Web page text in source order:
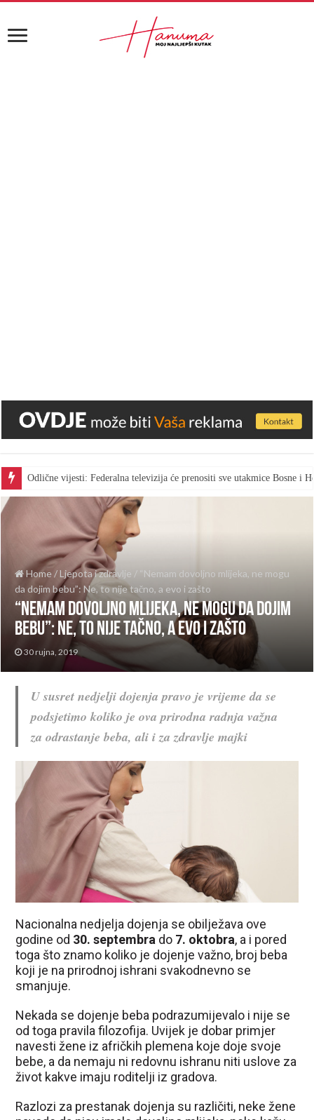
Odlične vijesti: Federalna televizija će prenositi sve utakmice Bosne i
Home/ Ljepota i zdravlje / “Nemam dovoljno mlijeka, ne mogu
da dojim bebu”: Ne, to nije tačno, a evo i zašto
“Nemam dovoljno mlijeka, ne mogu da dojim
bebu”: Ne, to nije tačno, a evo i zašto
30 rujna, 2019
U susret nedjelji dojenja pravo je vrijeme da se
podsjetimo koliko je ova prirodna radnja važna
za odrastanje beba, ali i za zdravlje majki
Nacionalna nedjelja dojenja se obilježava ove
godine od 30. septembra do 7. oktobra, a i pored
toga što znamo koliko je dojenje važno, broj beba
koji je na prirodnoj ishrani svakodnevno se
smanjuje.
Nekada se dojenje beba podrazumijevalo i nije se
od toga pravila filozofija. Uvijek je dobar primjer
navesti žene iz afričkih plemena koje doje svoje
bebe, a da nemaju ni redovnu ishranu niti uslove za
život kakve imaju roditelji iz gradova.
Razlozi za prestanak dojenja su različiti, neke žene